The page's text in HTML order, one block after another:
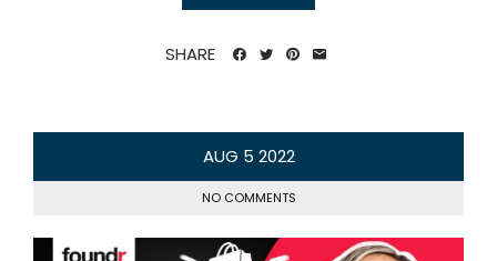
SHARE
AUG 5 2022
NO COMMENTS